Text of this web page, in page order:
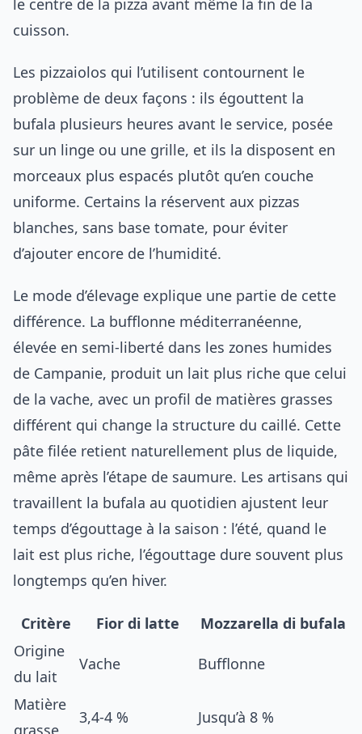
le centre de la pizza avant même la fin de la
cuisson.
Les pizzaiolos qui l’utilisent contournent le
problème de deux façons : ils égouttent la
bufala plusieurs heures avant le service, posée
sur un linge ou une grille, et ils la disposent en
morceaux plus espacés plutôt qu’en couche
uniforme. Certains la réservent aux pizzas
blanches, sans base tomate, pour éviter
d’ajouter encore de l’humidité.
Le mode d’élevage explique une partie de cette
différence. La bufflonne méditerranéenne,
élevée en semi-liberté dans les zones humides
de Campanie, produit un lait plus riche que celui
de la vache, avec un profil de matières grasses
différent qui change la structure du caillé. Cette
pâte filée retient naturellement plus de liquide,
même après l’étape de saumure. Les artisans qui
travaillent la bufala au quotidien ajustent leur
temps d’égouttage à la saison : l’été, quand le
lait est plus riche, l’égouttage dure souvent plus
longtemps qu’en hiver.
Critère Fior di latte
Mozzarella di bufala
Origine
du lait
Vache Bufflonne
Matière
grasse
3,4-4 % Jusqu’à 8 %